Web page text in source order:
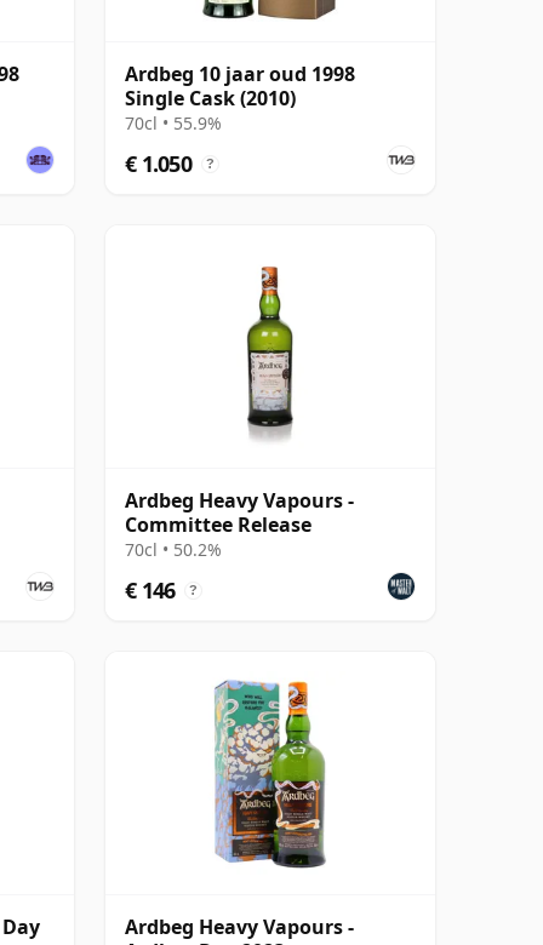
Ardbeg 10 jaar oud 1998
Single Cask (2010)
70cl • 55.9%
€ 1.050 ?
Ardbeg Heavy Vapours -
Committee Release
70cl • 50.2%
€ 146 ?
Ardbeg Heavy Vapours -